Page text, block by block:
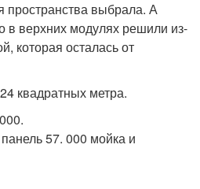
пространства выбрала. А
в верхних модулях решили из-
которая осталась от
квадратных метра.
57. 000 мойка и